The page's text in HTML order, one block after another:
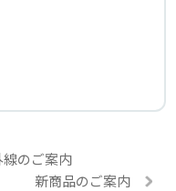
のご案内
新商品のご案内